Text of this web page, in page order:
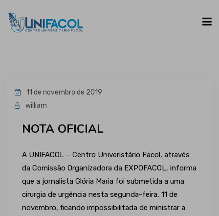
CURSOS
ESPAÇO DO ALUNO
CONTATO
11 de novembro de 2019
william
NOTA OFICIAL
A UNIFACOL – Centro Univeristário Facol, através
da Comissão Organizadora da EXPOFACOL, informa
que a jornalista Glória Maria foi submetida a uma
cirurgia de urgência nesta segunda-feira, 11 de
novembro, ficando impossibilitada de ministrar a